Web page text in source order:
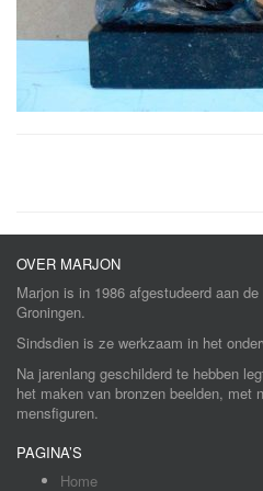
OVER MARJON
Marjon is in 1986 afgestudeerd aan
Groningen.
Sindsdien is ze werkzaam in het
Na jarenlang geschilderd te hebben
het maken van bronzen beelden, met
mensfiguren.
PAGINA’S
Home